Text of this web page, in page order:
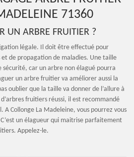
71360
UN ARBRE FRUITIER ?
légale. Il doit être effectué pour
et de propagation de maladies. Une taille
sécurité, car un arbre non élagué pourra
un arbre fruitier va améliorer aussi la
oublier que la taille va donner de l’allure à
fruitiers réussi, il est recommandé
A Collonge La Madeleine, vous pourrez vous
un élagueur qui maitrise parfaitement
Appelez-le.